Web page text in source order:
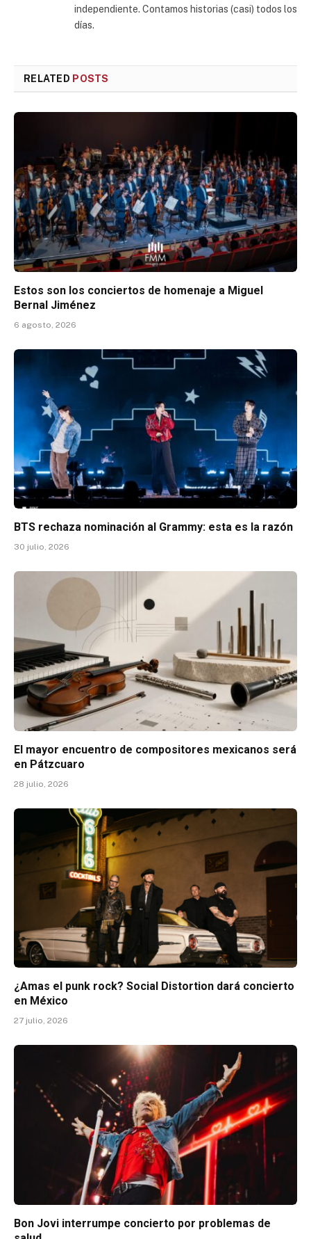
independiente. Contamos historias (casi) todos los
días.
RELATED POSTS
Estos son los conciertos de homenaje a Miguel
Bernal Jiménez
6 agosto, 2026
BTS rechaza nominación al Grammy: esta es la razón
30 julio, 2026
El mayor encuentro de compositores mexicanos será
en Pátzcuaro
28 julio, 2026
¿Amas el punk rock? Social Distortion dará concierto
en México
27 julio, 2026
Bon Jovi interrumpe concierto por problemas de